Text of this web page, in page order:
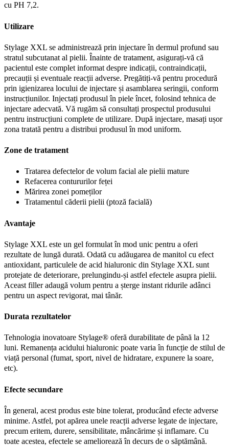
cu PH 7,2.
Utilizare
Stylage XXL se administrează prin injectare în dermul profund sau
stratul subcutanat al pielii. Înainte de tratament, asigurați-vă că
pacientul este complet informat despre indicații, contraindicații,
precauții și eventuale reacții adverse. Pregătiți-vă pentru procedură
prin igienizarea locului de injectare și asamblarea seringii, conform
instrucțiunilor. Injectați produsul în piele încet, folosind tehnica de
injectare adecvată. Vă rugăm să consultați prospectul produsului
pentru instrucțiuni complete de utilizare. După injectare, masați ușor
zona tratată pentru a distribui produsul în mod uniform.
Zone de tratament
Tratarea defectelor de volum facial ale pielii mature
Refacerea contururilor feței
Mărirea zonei pomeților
Tratamentul căderii pielii (ptoză facială)
Avantaje
Stylage XXL este un gel formulat în mod unic pentru a oferi
rezultate de lungă durată. Odată cu adăugarea de manitol cu efect
antioxidant, particulele de acid hialuronic din Stylage XXL sunt
protejate de deteriorare, prelungindu-și astfel efectele asupra pielii.
Aceast filler adaugă volum pentru a șterge instant ridurile adânci
pentru un aspect revigorat, mai tânăr.
Durata rezultatelor
Tehnologia inovatoare Stylage® oferă durabilitate de până la 12
luni. Remanența acidului hialuronic poate varia în funcție de stilul de
viață personal (fumat, sport, nivel de hidratare, expunere la soare,
etc).
Efecte secundare
În general, acest produs este bine tolerat, producând efecte adverse
minime. Astfel, pot apărea unele reacții adverse legate de injectare,
precum eritem, durere, sensibilitate, mâncărime și inflamare. Cu
toate acestea, efectele se ameliorează în decurs de o săptămână.